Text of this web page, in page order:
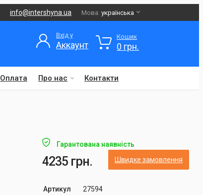
info@intershyna.ua Мова: українська
Оплата Про нас Контакти
Вхід у
Аккаунт
Кошик
0 грн.
Гарантована наявність
4235 грн. Швидке замовлення
Артикул 27594